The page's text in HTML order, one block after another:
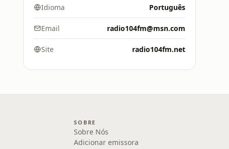
Idioma Português
Email radio104fm@msn.com
Site radio104fm.net
SOBRE
Sobre Nós
Adicionar emissora